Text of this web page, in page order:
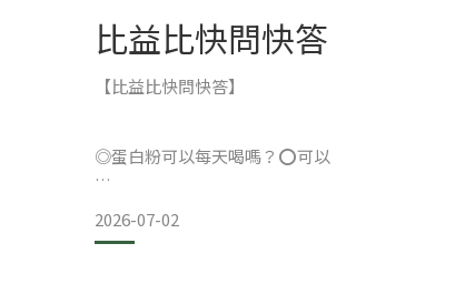
比益比快問快答
【比益比快問快答】
◎蛋白粉可以每天喝嗎？⭕可以
◎我沒有運動可以喝蛋白粉嗎？⭕可以
2026-07-02